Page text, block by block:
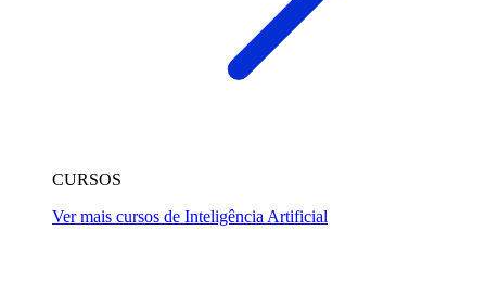
CURSOS
Ver mais cursos de Inteligência Artificial